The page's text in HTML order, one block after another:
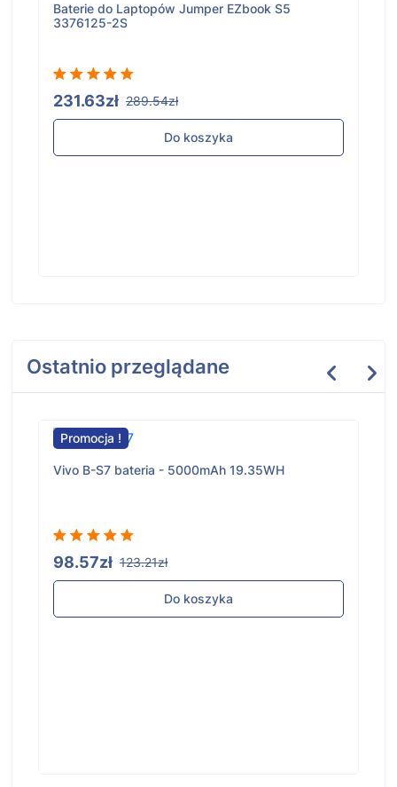
Baterie do Laptopów Jumper EZbook S5
3376125-2S
231.63zł 289.54zł
Do koszyka
Ostatnio przeglądane
Promocja !
Vivo B-S7 bateria - 5000mAh 19.35WH
98.57zł 123.21zł
Do koszyka